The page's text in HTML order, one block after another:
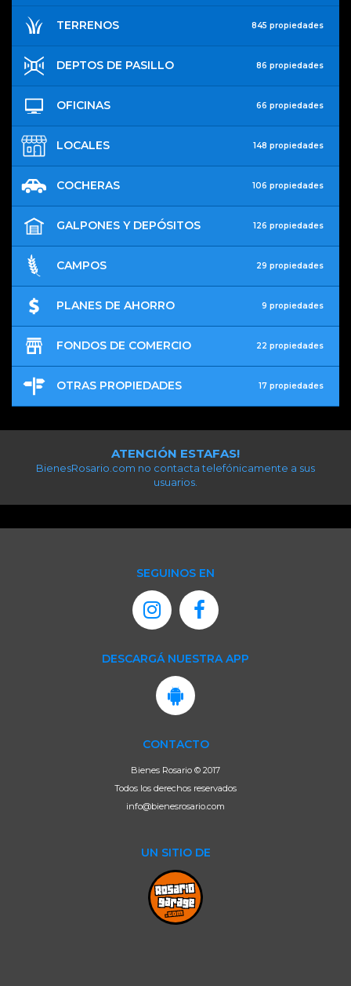
TERRENOS 845 propiedades
DEPTOS DE PASILLO 86 propiedades
OFICINAS 66 propiedades
LOCALES 148 propiedades
COCHERAS 106 propiedades
GALPONES Y DEPÓSITOS 126 propiedades
CAMPOS 29 propiedades
PLANES DE AHORRO 9 propiedades
FONDOS DE COMERCIO 22 propiedades
OTRAS PROPIEDADES 17 propiedades
ATENCIÓN ESTAFAS!
BienesRosario.com no contacta telefónicamente a sus
usuarios.
SEGUINOS EN
DESCARGÁ NUESTRA APP
CONTACTO
Bienes Rosario © 2017
Todos los derechos reservados
info@bienesrosario.com
UN SITIO DE